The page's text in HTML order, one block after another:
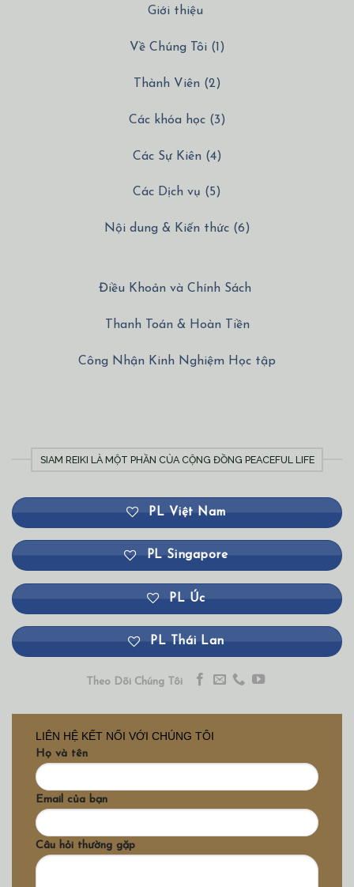
Giới thiệu
Về Chúng Tôi (1)
Thành Viên (2)
Các khóa học (3)
Các Sự Kiên (4)
Các Dịch vụ (5)
Nội dung & Kiến thức (6)
Điều Khoản và Chính Sách
Thanh Toán & Hoàn Tiền
Công Nhận Kinh Nghiệm Học tập
SIAM REIKI LÀ MỘT PHẦN CỦA CỘNG ĐỒNG PEACEFUL LIFE
PL Việt Nam
PL Singapore
PL Úc
PL Thái Lan
Theo Dõi Chúng Tôi
LIÊN HỆ KẾT NỐI VỚI CHÚNG TÔI
Họ và tên
Email của bạn
Câu hỏi thường gặp